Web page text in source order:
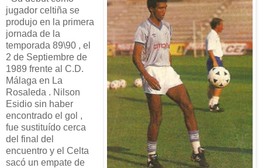
jugador celtiña se
produjo en la primera
jornada de la
temporada 89\90 , el
2 de Septiembre de
1989 frente al C.D.
Málaga en La
Rosaleda . Nilson
Esidio sin haber
encontrado el gol ,
fue sustituído cerca
del final del
encuentro y el Celta
sacó un empate de